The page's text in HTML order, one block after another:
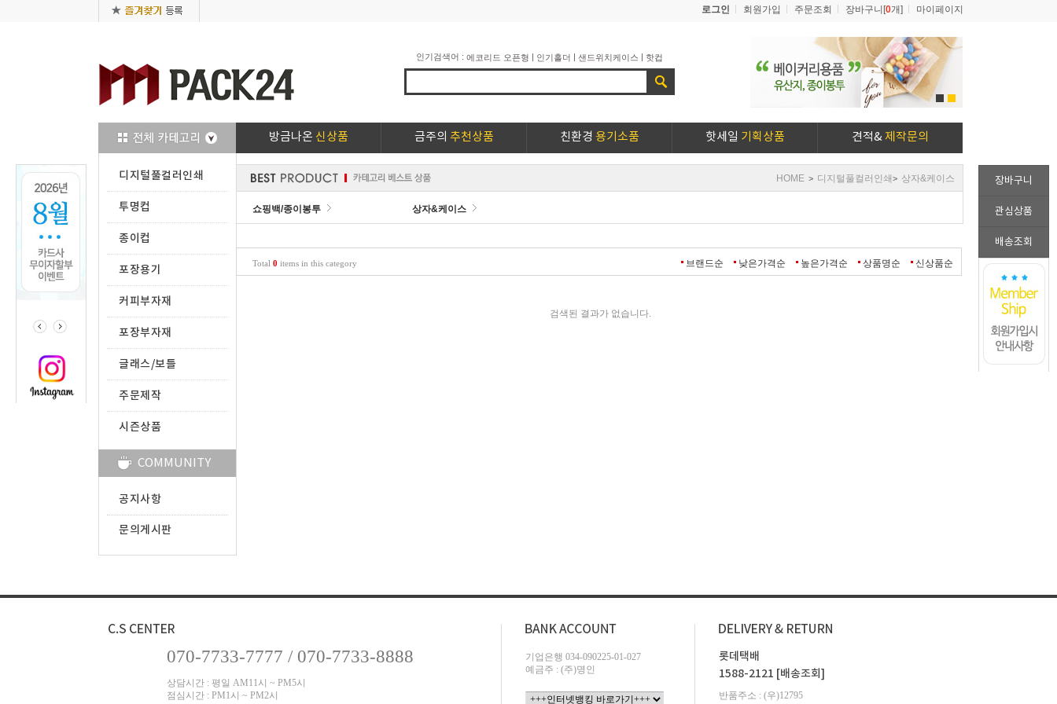
장바구니
관심상품
배송조회
로그인 회원가입 주문조회 장바구니[0개] 마이페이지
인기검색어 : 에코리드 오픈형 | 인기홀더 | 샌드위치케이스 | 핫컵
방금나온 신상품 금주의 추천상품 친환경 용기소품 핫세일 기획상품 견적&제작문의
디지털풀컬러인쇄
투명컵
종이컵
포장용기
커피부자재
포장부자재
글래스/보틀
주문제작
시즌상품
COMMUNITY
공지사항
문의게시판
HOME > 디지털풀컬러인쇄 > 상자&케이스
쇼핑백/종이봉투 상자&케이스
Total 0 items in this category 브랜드순 낮은가격순 높은가격순 상품명순 신상품순
검색된 결과가 없습니다.
070-7733-7777 / 070-7733-8888
상담시간 : 평일 AM11시 ~ PM5시
점심시간 : PM1시 ~ PM2시
기업은행 034-090225-01-027
예금주 : (주)명인
롯데택배
1588-2121 [배송조회]
반품주소 : (우)12795